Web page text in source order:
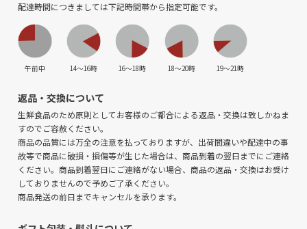
配達時間につきましては下記時間帯から指定可能です。
午前中 14〜16時 16〜18時 18〜20時 19〜21時
返品・交換について
生鮮食品のため原則としてお客様のご都合による返品・交換は致しかねま
すのでご容赦ください。
商品の品質には万全の注意を払っておりますが、出荷間違いや配達中の事
故等で商品に破損・損傷等が生じた場合は、商品到着の翌日までにご連絡
ください。商品到着翌日にご連絡がない場合、商品の返品・交換はお受け
しておりませんので予めご了承ください。
商品発送の前日までキャンセルを承ります。